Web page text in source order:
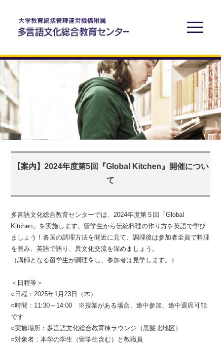
【案内】2024年度第5回『Global Kitchen』開催につい
て
多言語文化総合教育センターでは、2024年度第５回「Global
Kitchen」を実施します。留学生から伝統料理の作り方を英語で学び
ましょう！各国の調理方法を間近に見て、調理後は参加者全員で料理
を囲み、英語で語り、異文化交流を深めましょう。
（講師となる留学生が調理をし、参加者は見学します。）
＜日程等＞
○日程：2025年1月23日（木）
○時間：11:30～14:00 ※授業がある場合、途中参加、途中退席可能
です
○実施場所：多言語文化総合教育棟ラウンジ（黒髪北地区）
○対象者：本学の学生（留学生含む）と教職員